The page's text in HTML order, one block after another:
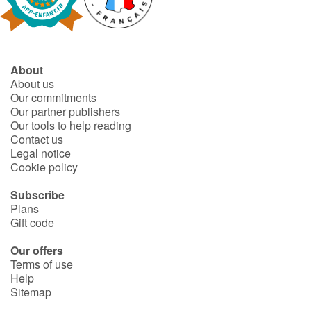
Fable, myth, literature and poetry
Ogres, monsters and witches
Heroines and Heroes
Ecology, nature, seasons
The animals
Travel, epic, investigation, adventure
Around the world
Learning
About
About us
Our commitments
Our partner publishers
Our tools to help reading
Contact us
Legal notice
Cookie policy
Subscribe
Plans
Gift code
Our offers
Terms of use
Help
Sitemap